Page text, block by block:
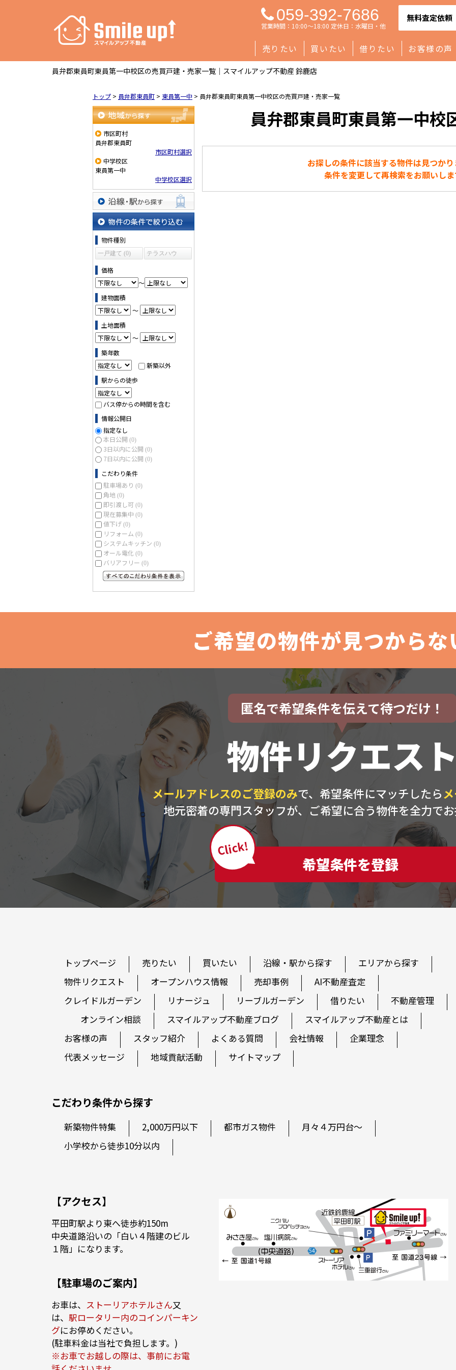
059-392-7686
営業時間：10:00～18:00 定休日：水曜日・他
無料査定依頼
売りたい 買いたい 借りたい お客様の声
員弁郡東員町東員第一中校区の売買戸建・売家一覧｜スマイルアップ不動産 鈴鹿店
トップ > 員弁郡東員町 > 東員第一中 > 員弁郡東員町東員第一中校区の売買戸建・売家一覧
地域から探す
市区町村
員弁郡東員町
市区町村選択
中学校区
東員第一中
中学校区選択
沿線・駅から探す
物件の条件で絞り込む
物件種別
一戸建て (0)
テラスハウ
価格
～
建物面積
～
土地面積
～
築年数
新築以外
駅からの徒歩
バス停からの時間を含む
情報公開日
指定なし
本日公開 (0)
3日以内に公開 (0)
7日以内に公開 (0)
こだわり条件
駐車場あり (0)
角地 (0)
即引渡し可 (0)
現在募集中 (0)
値下げ (0)
リフォーム (0)
システムキッチン (0)
オール電化 (0)
バリアフリー (0)
員弁郡東員町東員第一中校
お探しの条件に該当する物件は見つか
条件を変更して再検索をお願いしま
ご希望の物件が見つからな
匿名で希望条件を伝えて待つだけ！
物件リクエス
メールアドレスのご登録のみで、希望条件にマッチしたら
地元密着の専門スタッフが、ご希望に合う物件を全力で
Click!
希望条件を登録
トップページ 売りたい 買いたい 沿線・駅から探す
エリアから探す
物件リクエスト
オープンハウス情報 売却事例
AI不動産査定
クレイドルガーデン
リナージュ リーブルガーデン 借りたい
不動産管理
オンライン相談
スマイルアップ不動産ブログ
スマイルアップ不動産とは
お客様の声
スタッフ紹介 よくある質問 会社情報
企業理念
代表メッセージ
地域貢献活動 サイトマップ
こだわり条件から探す
新築物件特集 2,000万円以下 都市ガス物件
月々４万円台～
小学校から徒歩10分以内
【アクセス】
平田町駅より東へ徒歩約150m
中央道路沿いの「白い４階建のビル
１階」になります。
【駐車場のご案内】
お車は、 ストーリアホテルさん又
は、 駅ロータリー内のコインパーキン
グにお停めください。
(駐車料金は当社で負担します。)
※お車でお越しの際は、事前にお電